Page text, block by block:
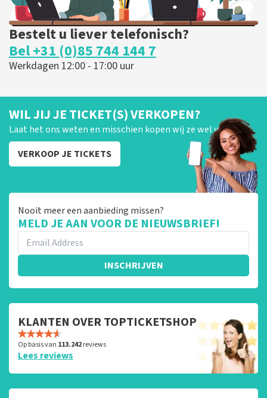
Bestelt u liever telefonisch?
Bel +31 (0)85 744 144 7
Werkdagen 12:00 - 17:00 uur
WIL JIJ JE TICKET(S) VERKOPEN?
Laat het ons weten en misschien kopen wij ze wel van je!
VERKOOP JE TICKETS
Nooit meer een aanbieding missen?
MELD JE AAN VOOR DE NIEUWSBRIEF!
INSCHRIJVEN
KLANTEN OVER TOPTICKETSHOP
Op basis van 113.242reviews
Lees reviews